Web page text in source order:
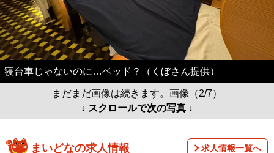
寝台車じゃないのに…ベッド？（くぼさん提供）
まだまだ画像は続きます。画像（2/7）
↓ スクロールで次の写真 ↓
まいどなの求人情報 求人情報一覧へ